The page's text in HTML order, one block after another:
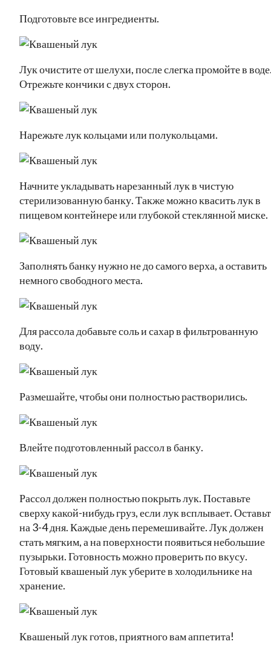
Подготовьте все ингредиенты.
Лук очистите от шелухи, после слегка промойте в
Отрежьте кончики с двух сторон.
Нарежьте лук кольцами или полукольцами.
Начните укладывать нарезанный лук в чистую
стерилизованную банку. Также можно квасить лук в
пищевом контейнере или глубокой стеклянной миске.
Заполнять банку нужно не до самого верха, а оставить
немного свободного места.
Для рассола добавьте соль и сахар в фильтрованную
воду.
Размешайте, чтобы они полностью растворились.
Влейте подготовленный рассол в банку.
Рассол должен полностью покрыть лук. Поставьте
сверху какой-нибудь груз, если лук всплывает.
на 3-4 дня. Каждые день перемешивайте. Лук должен
стать мягким, а на поверхности появиться небольшие
пузырьки. Готовность можно проверить по вкусу.
Готовый квашеный лук уберите в холодильнике на
хранение.
Квашеный лук готов, приятного вам аппетита!